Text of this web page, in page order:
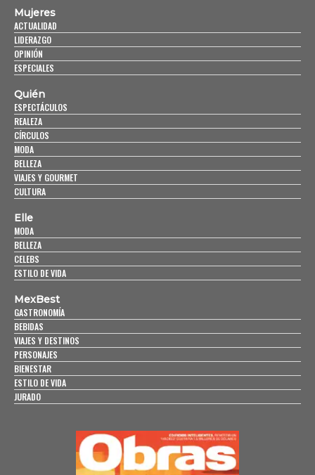
Mujeres
ACTUALIDAD
LIDERAZGO
OPINIÓN
ESPECIALES
Quién
ESPECTÁCULOS
REALEZA
CÍRCULOS
MODA
BELLEZA
VIAJES Y GOURMET
CULTURA
Elle
MODA
BELLEZA
CELEBS
ESTILO DE VIDA
MexBest
GASTRONOMÍA
BEBIDAS
VIAJES Y DESTINOS
PERSONAJES
BIENESTAR
ESTILO DE VIDA
JURADO